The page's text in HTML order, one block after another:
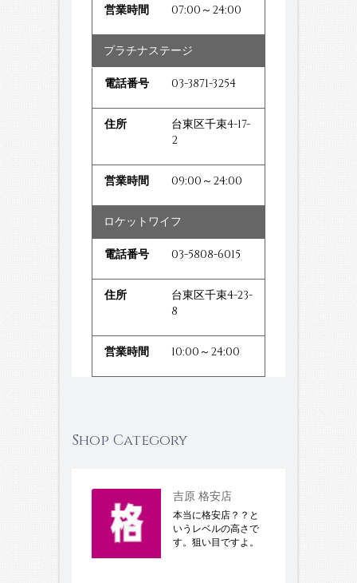
07:00～24:00
プラチナステージ
03-3871-3254
台東区千束4-17-
2
09:00～24:00
ロケットワイフ
03-5808-6015
台東区千束4-23-
8
10:00～24:00
Shop Category
吉原 格安店
本当に格安店？？と
いうレベルの高さで
す。狙い目ですよ。